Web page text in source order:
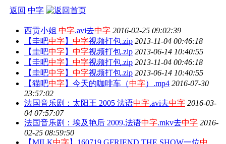
返回 中字
西贡小姐 中字.avi去中字 2016-02-25 09:02:39
【圭吧中字】 中字视频打包.zip 2013-11-04 00:46:18
【圭吧中字】 中字视频打包.zip 2013-06-14 10:40:55
【圭吧中字】 中字视频打包.zip 2013-11-04 00:46:18
【圭吧中字】 中字视频打包.zip 2013-06-14 10:40:55
【猫吧中字】今天的咖啡车（中字）.mp4 2016-07-30
23:57:02
法国音乐剧：太阳王 2005 法语中字.avi去中字 2016-03-
04 07:57:07
法国音乐剧：埃及艳后 2009.法语中字.mkv去中字 2016-
02-25 08:59:50
【MILK中字】160719 GFRIEND THE SHOW一位中